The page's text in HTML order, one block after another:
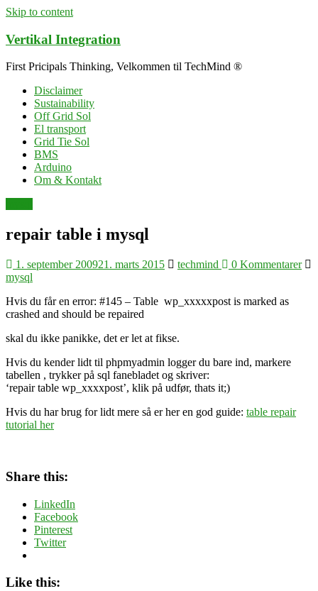
Skip to content
Vertikal Integration
First Pricipals Thinking, Velkommen til TechMind ®
Disclaimer
Sustainability
Off Grid Sol
El transport
Grid Tie Sol
BMS
Arduino
Om & Kontakt
repair table i mysql
1. september 200921. marts 2015 techmind
0 Kommentarer
mysql
Hvis du får en error: #145 – Table wp_xxxxxpost is marked as
crashed and should be repaired
skal du ikke panikke, det er let at fikse.
Hvis du kender lidt til phpmyadmin logger du bare ind, markere
tabellen , trykker på sql fanebladet og skriver:
‘repair table wp_xxxxpost’, klik på udfør, thats it;)
Hvis du har brug for lidt mere så er her en god guide: table repair
tutorial her
Share this:
LinkedIn
Facebook
Pinterest
Twitter
Like this: